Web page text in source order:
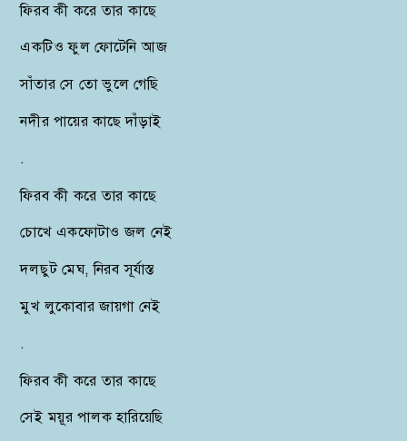
ফিরব কী করে তার কাছে
একটিও ফুল ফোটেনি আজ
সাঁতার সে তো ভুলে গেছি
নদীর পায়ের কাছে দাঁড়াই
.
ফিরব কী করে তার কাছে
চোখে একফোটাও জল নেই
দলছুট মেঘ, নিরব সূর্যাস্ত
মুখ লুকোবার জায়গা নেই
.
ফিরব কী করে তার কাছে
সেই ময়ূর পালক হারিয়েছি